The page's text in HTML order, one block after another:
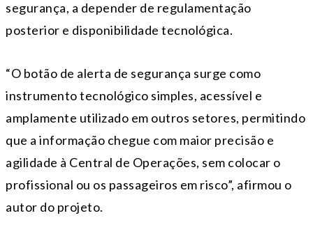
segurança, a depender de regulamentação
posterior e disponibilidade tecnológica.
“O botão de alerta de segurança surge como
instrumento tecnológico simples, acessível e
amplamente utilizado em outros setores, permitindo
que a informação chegue com maior precisão e
agilidade à Central de Operações, sem colocar o
profissional ou os passageiros em risco”, afirmou o
autor do projeto.